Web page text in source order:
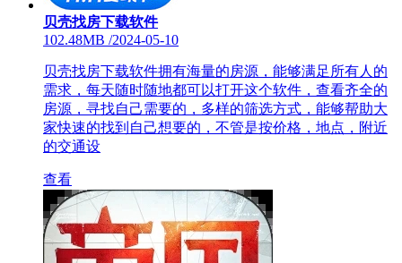
贝壳找房下载软件
102.48MB /2024-05-10
贝壳找房下载软件拥有海量的房源，能够满足所有人的
需求，每天随时随地都可以打开这个软件，查看齐全的
房源，寻找自己需要的，多样的筛选方式，能够帮助大
家快速的找到自己想要的，不管是按价格，地点，附近
的交通设
查看